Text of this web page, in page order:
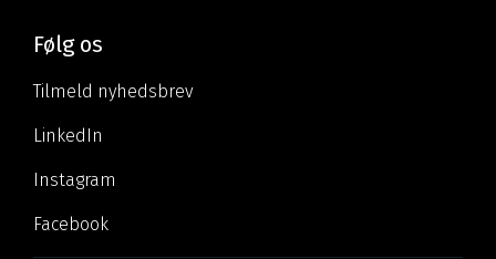
Følg os
Tilmeld nyhedsbrev
LinkedIn
Instagram
Facebook